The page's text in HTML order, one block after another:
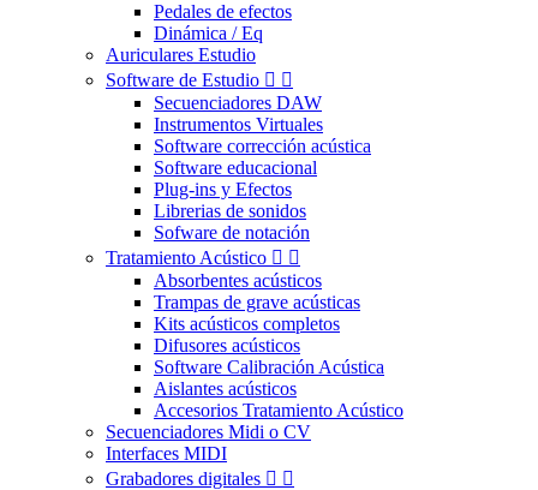
Pedales de efectos
Dinámica / Eq
Auriculares Estudio
Software de Estudio  
Secuenciadores DAW
Instrumentos Virtuales
Software corrección acústica
Software educacional
Plug-ins y Efectos
Librerias de sonidos
Sofware de notación
Tratamiento Acústico  
Absorbentes acústicos
Trampas de grave acústicas
Kits acústicos completos
Difusores acústicos
Software Calibración Acústica
Aislantes acústicos
Accesorios Tratamiento Acústico
Secuenciadores Midi o CV
Interfaces MIDI
Grabadores digitales  